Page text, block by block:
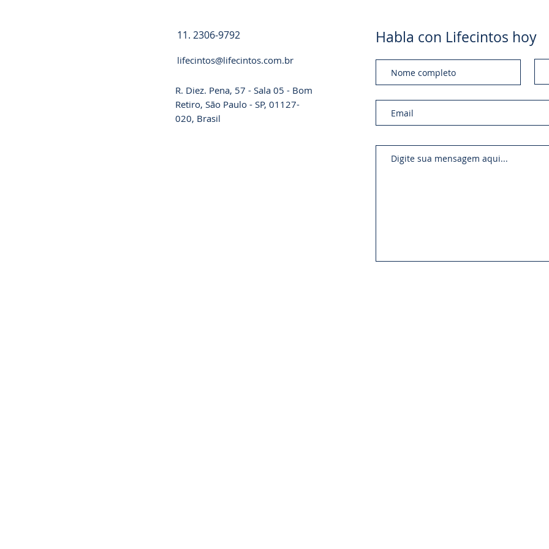
11. 2306-9792
lifecintos@lifecintos.com.br
R. Diez. Pena, 57 - Sala 05 - Bom
Retiro, São Paulo - SP, 01127-
020, Brasil
Habla con Lifecintos hoy